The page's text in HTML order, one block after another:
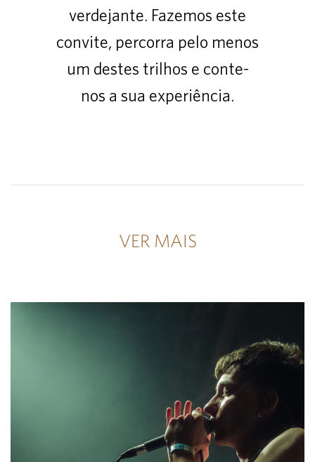
verdejante. Fazemos este
convite, percorra pelo menos
um destes trilhos e conte-
nos a sua experiência.
VER MAIS